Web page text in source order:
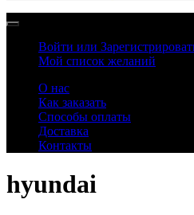
Войти или
Мой список желаний
О нас
Как заказать
Способы оплаты
Доставка
Контакты
hyundai